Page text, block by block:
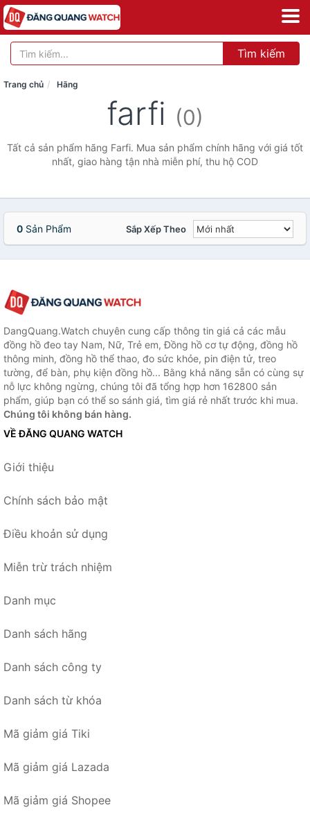
Tìm kiếm
Trang chủ Hãng
farfi (0)
Tất cả sản phẩm hãng Farfi. Mua sản phẩm chính hãng với giá tốt
nhất, giao hàng tận nhà miễn phí, thu hộ COD
0 Sản Phẩm Sắp Xếp Theo
DangQuang.Watch chuyên cung cấp thông tin giá cả các mẫu
đồng hồ đeo tay Nam, Nữ, Trẻ em, Đồng hồ cơ tự động, đồng hồ
thông minh, đồng hồ thể thao, đo sức khỏe, pin điện tử, treo
tường, để bàn, phụ kiện đồng hồ... Bằng khả năng sẵn có cùng sự
nỗ lực không ngừng, chúng tôi đã tổng hợp hơn 162800 sản
phẩm, giúp bạn có thể so sánh giá, tìm giá rẻ nhất trước khi mua.
Chúng tôi không bán hàng.
VỀ ĐĂNG QUANG WATCH
Giới thiệu
Chính sách bảo mật
Điều khoản sử dụng
Miễn trừ trách nhiệm
Danh mục
Danh sách hãng
Danh sách công ty
Danh sách từ khóa
Mã giảm giá Tiki
Mã giảm giá Lazada
Mã giảm giá Shopee